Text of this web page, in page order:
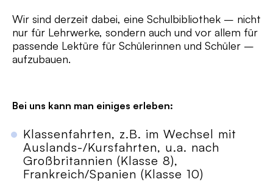
Wir sind derzeit dabei, eine Schulbibliothek – nicht
nur für Lehrwerke, sondern auch und vor allem für
passende Lektüre für Schülerinnen und Schüler –
aufzubauen.
Bei uns kann man einiges erleben:
Klassenfahrten, z.B. im Wechsel mit
Auslands-/Kursfahrten, u.a. nach
Großbritannien (Klasse 8),
Frankreich/Spanien (Klasse 10)